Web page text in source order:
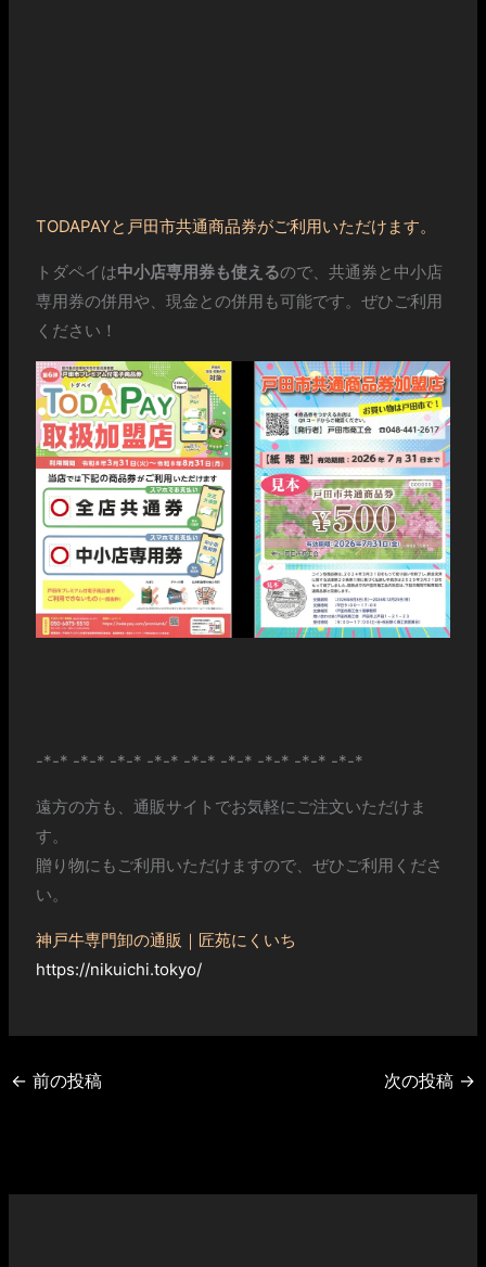
TODAPAYと戸田市共通商品券がご利用いただけます。
トダペイは中小店専用券も使えるので、共通券と中小店
専用券の併用や、現金との併用も可能です。ぜひご利用
ください！
-*-* -*-* -*-* -*-* -*-* -*-* -*-* -*-* -*-*
遠方の方も、通販サイトでお気軽にご注文いただけま
す。
贈り物にもご利用いただけますので、ぜひご利用くださ
い。
神戸牛専門卸の通販｜匠苑にくいち
https://nikuichi.tokyo/
← 前の投稿 次の投稿 →